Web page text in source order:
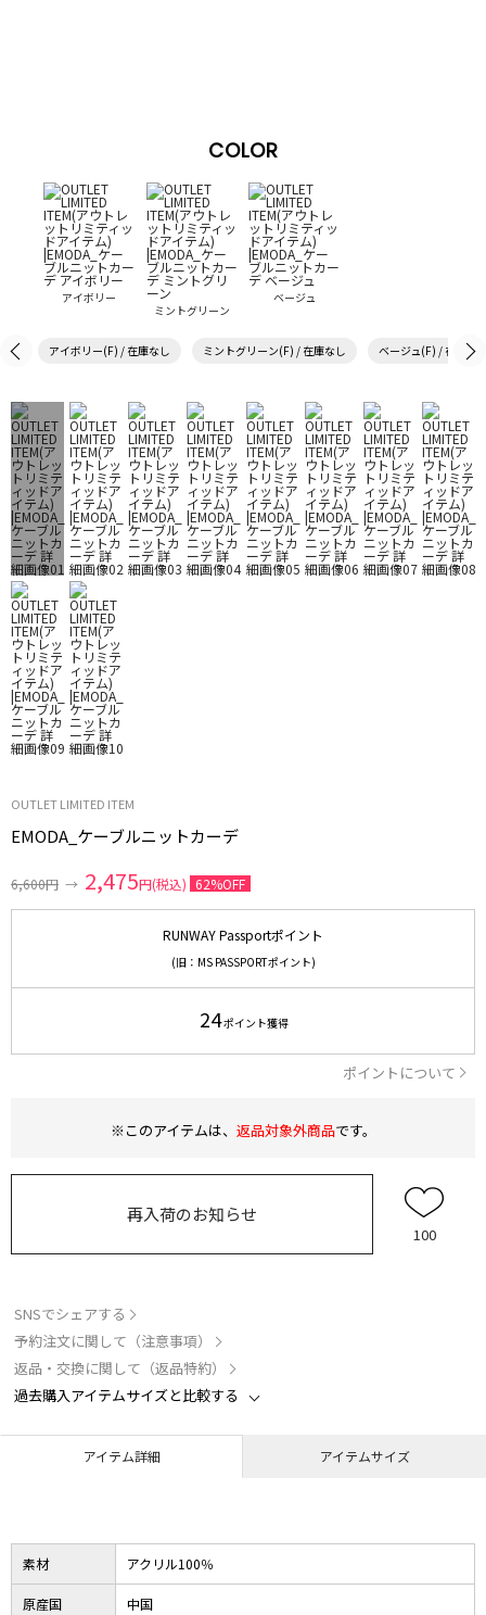
COLOR
アイボリー
ミントグリーン
ベージュ
アイボリー(F) / 在庫なし ミントグリーン(F) / 在庫なし ベージュ(F) / 在庫な
OUTLET LIMITED ITEM
EMODA_ケーブルニットカーデ
6,600円 → 2,475円(税込) 62%OFF
RUNWAY Passportポイント
(旧：MS PASSPORTポイント)
24ポイント獲得
ポイントについて
※このアイテムは、 返品対象外商品です。
再入荷のお知らせ
100
SNSでシェアする
予約注文に関して（注意事項）
返品・交換に関して（返品特約）
過去購入アイテムサイズと比較する
アイテム詳細 アイテムサイズ
素材 アクリル100％
原産国 中国